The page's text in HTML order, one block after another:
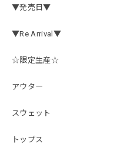
▼発売日▼
▼Re Arrival▼
☆限定生産☆
アウター
スウェット
トップス